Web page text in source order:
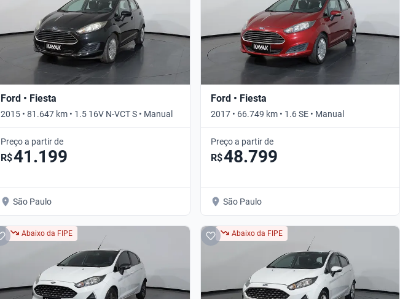
Ford • Fiesta
2015 • 81.647 km • 1.5 16V N-VCT S • Manual
Preço a partir de
R$41.199
São Paulo
Ford • Fiesta
2017 • 66.749 km • 1.6 SE • Manual
Preço a partir de
R$48.799
São Paulo
Abaixo da FIPE Abaixo da FIPE